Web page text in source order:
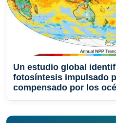
Un estudio global
fotosíntesis impulsado
compensado por los